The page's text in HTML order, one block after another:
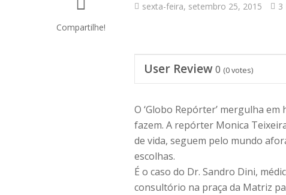
Compartilhe!
sexta-feira, setembro 25, 2015 3
User Review0 (0votes)
O ‘Globo Repórter’ mergulha
fazem. A repórter Monica
de vida, seguem pelo mundo
escolhas.
É o caso do Dr. Sandro Dini,
consultório na praça da Matriz